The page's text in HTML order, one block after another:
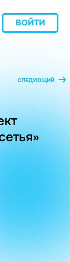
ВОЙТИ
СЛЕДУЮЩИЙ